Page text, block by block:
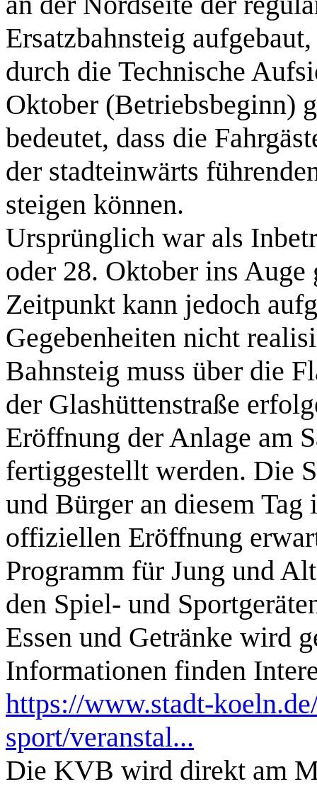
Ersatzbahnsteig
durch die Technische
Oktober (Betriebsbeginn)
bedeutet, dass die
der stadteinwärts
steigen können.
Ursprünglich war als
oder 28. Oktober ins
Zeitpunkt kann jedoch
Gegebenheiten nicht
Bahnsteig muss über die
der Glashüttenstraße
Eröffnung der Anlage am
fertiggestellt werden. Die
und Bürger an diesem
offiziellen Eröffnung
Programm für Jung und
den Spiel- und
Essen und Getränke wird
Informationen finden
https://www.stadt-
sport/veranstal...
Die KVB wird direkt am